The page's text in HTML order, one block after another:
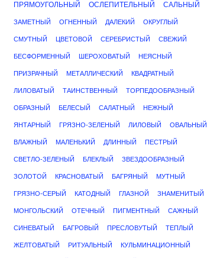
ПРЯМОУГОЛЬНЫЙ ОСЛЕПИТЕЛЬНЫЙ САЛЬНЫЙ
ЗАМЕТНЫЙ ОГНЕННЫЙ ДАЛЕКИЙ ОКРУГЛЫЙ
СМУТНЫЙ ЦВЕТОВОЙ СЕРЕБРИСТЫЙ СВЕЖИЙ
БЕСФОРМЕННЫЙ ШЕРОХОВАТЫЙ НЕЯСНЫЙ
ПРИЗРАЧНЫЙ МЕТАЛЛИЧЕСКИЙ КВАДРАТНЫЙ
ЛИЛОВАТЫЙ ТАИНСТВЕННЫЙ ТОРПЕДООБРАЗНЫЙ
ОБРАЗНЫЙ БЕЛЕСЫЙ САЛАТНЫЙ НЕЖНЫЙ
ЯНТАРНЫЙ ГРЯЗНО-ЗЕЛЕНЫЙ ЛИЛОВЫЙ ОВАЛЬНЫЙ
ВЛАЖНЫЙ МАЛЕНЬКИЙ ДЛИННЫЙ ПЕСТРЫЙ
СВЕТЛО-ЗЕЛЕНЫЙ БЛЕКЛЫЙ ЗВЕЗДООБРАЗНЫЙ
ЗОЛОТОЙ КРАСНОВАТЫЙ БАГРЯНЫЙ МУТНЫЙ
ГРЯЗНО-СЕРЫЙ КАТОДНЫЙ ГЛАЗНОЙ ЗНАМЕНИТЫЙ
МОНГОЛЬСКИЙ ОТЕЧНЫЙ ПИГМЕНТНЫЙ САЖНЫЙ
СИНЕВАТЫЙ БАГРОВЫЙ ПРЕСЛОВУТЫЙ ТЕПЛЫЙ
ЖЕЛТОВАТЫЙ РИТУАЛЬНЫЙ КУЛЬМИНАЦИОННЫЙ